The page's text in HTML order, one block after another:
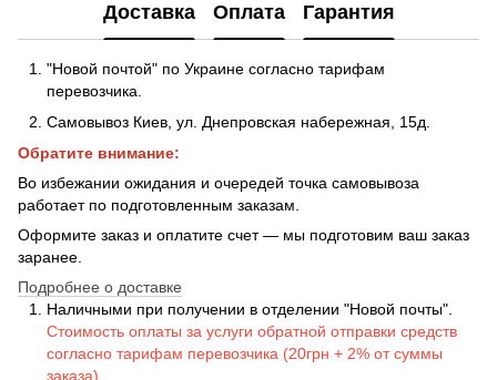
Доставка Оплата Гарантия
"Новой почтой" по Украине согласно тарифам
перевозчика.
Самовывоз Киев, ул. Днепровская набережная , 15д.
Обратите внимание:
Во избежании ожидания и очередей точка самовывоза
работает по подготовленным заказам.
Оформите заказ и оплатите счет — мы подготовим ваш заказ
заранее.
Подробнее о доставке
Наличными при получении в отделении "Новой почты".
Стоимость оплаты за услуги обратной отправки средств
согласно тарифам перевозчика (20грн + 2% от суммы
заказа).